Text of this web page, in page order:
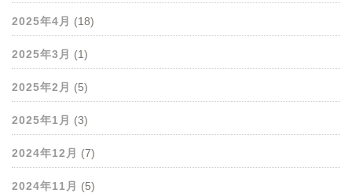
2025年4月 (18)
2025年3月 (1)
2025年2月 (5)
2025年1月 (3)
2024年12月 (7)
2024年11月 (5)